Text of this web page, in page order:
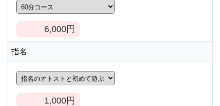
6,000円
指名
1,000円